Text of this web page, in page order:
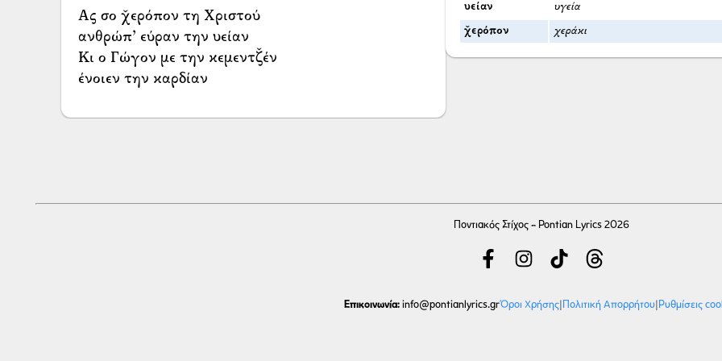
Ας σο χ̌ερόπον τη Χριστού
ανθρώπ’ εύραν την υείαν
Κι ο Γώγον με την κεμεντζ̌έν
ένοιεν την καρδίαν
υείαν υγεία
χ̌ερόπον χεράκι
Ποντιακός Στίχος - Pontian Lyrics 2026
Επικοινωνία: info@pontianlyrics.grΌροι Χρήσης| Πολιτική Απορρήτου| Ρυθμίσεις